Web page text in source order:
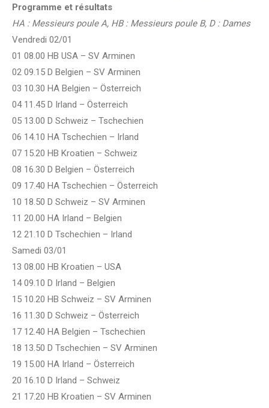
Programme et résultats
HA : Messieurs poule A, HB : Messieurs poule B, D : Dames
Vendredi 02/01
01 08.00 HB USA – SV Arminen
02 09.15 D Belgien – SV Arminen
03 10.30 HA Belgien – Österreich
04 11.45 D Irland – Österreich
05 13.00 D Schweiz – Tschechien
06 14.10 HA Tschechien – Irland
07 15.20 HB Kroatien – Schweiz
08 16.30 D Belgien – Österreich
09 17.40 HA Tschechien – Österreich
10 18.50 D Schweiz – SV Arminen
11 20.00 HA Irland – Belgien
12 21.10 D Tschechien – Irland
Samedi 03/01
13 08.00 HB Kroatien – USA
14 09.10 D Irland – Belgien
15 10.20 HB Schweiz – SV Arminen
16 11.30 D Schweiz – Österreich
17 12.40 HA Belgien – Tschechien
18 13.50 D Tschechien – SV Arminen
19 15.00 HA Irland – Österreich
20 16.10 D Irland – Schweiz
21 17.20 HB Kroatien – SV Arminen